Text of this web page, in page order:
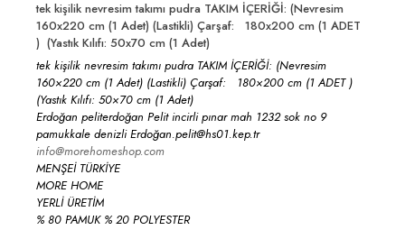
tek kişilik nevresim takımı pudra TAKIM İÇERİĞİ: (Nevresim
160x220 cm (1 Adet) (Lastikli) Çarşaf: 180x200 cm (1 ADET
) (Yastık Kılıfı: 50x70 cm (1 Adet)
tek kişilik nevresim takımı pudra TAKIM İÇERİĞİ: (Nevresim
160×220 cm (1 Adet) (Lastikli) Çarşaf: 180×200 cm (1 ADET )
(Yastık Kılıfı: 50×70 cm (1 Adet)
Erdoğan peliterdoğan Pelit incirli pınar mah 1232 sok no 9
pamukkale denizli Erdoğan.pelit@hs01.kep.tr
info@morehomeshop.com
MENŞEİ TÜRKİYE
MORE HOME
YERLİ ÜRETİM
% 80 PAMUK % 20 POLYESTER